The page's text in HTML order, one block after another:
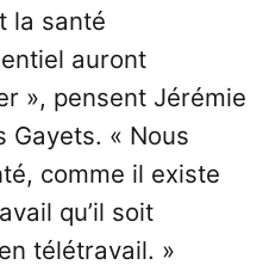
la santé
auront
», pensent Jérémie
Gayets. « Nous
comme il existe
qu’il soit
télétravail. »